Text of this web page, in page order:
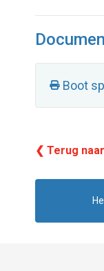
Boot
❮ Terug